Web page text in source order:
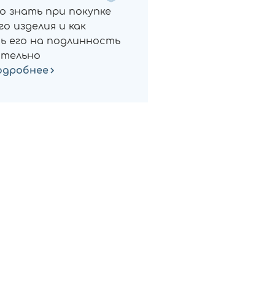
знать при покупке
изделия и как
его на подлинность